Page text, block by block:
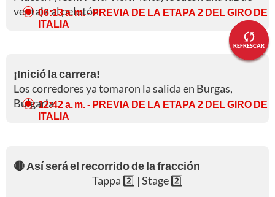
REFRESCAR
ventaja al pelotón.
06:13 a. m.- PREVIA DE LA ETAPA 2 DEL GIRO DE
ITALIA
¡Inició la carrera!
Los corredores ya tomaron la salida en Burgas,
Bulgaria.12:42 a. m.- PREVIA DE LA ETAPA 2 DEL GIRO DE
ITALIA
🔴 Así será el recorrido de la fracción
Tappa 2️⃣ | Stage 2️⃣